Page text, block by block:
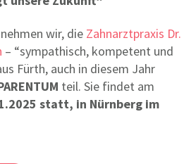
wir, die Zahnarztpraxis Dr.
– “sympathisch, kompetent und
Fürth, auch in diesem Jahr
teil. Sie findet am
statt, in Nürnberg im